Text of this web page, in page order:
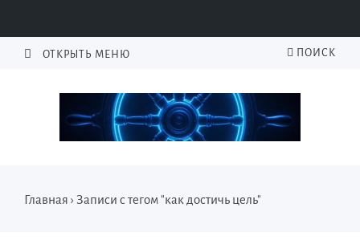
ОТКРЫТЬ МЕНЮ ПОИСК
Главная › Записи с тегом "как достичь цель"